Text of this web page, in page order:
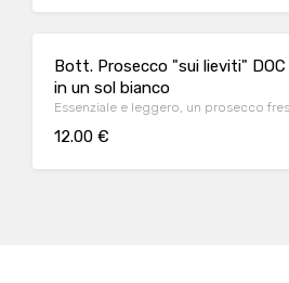
Bott. Prosecco "sui lieviti" DOC
in un sol bianco
Essenziale e leggero, un prosecco
12.00 €